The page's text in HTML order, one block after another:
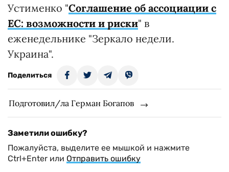
Устименко "Соглашение об ассоциации с
ЕС: возможности и риски" в
еженедельнике "Зеркало недели.
Украина".
Поделиться
Подготовил/ла Герман Богапов
Заметили ошибку?
Пожалуйста, выделите ее мышкой и нажмите
Ctrl+Enter или Отправить ошибку